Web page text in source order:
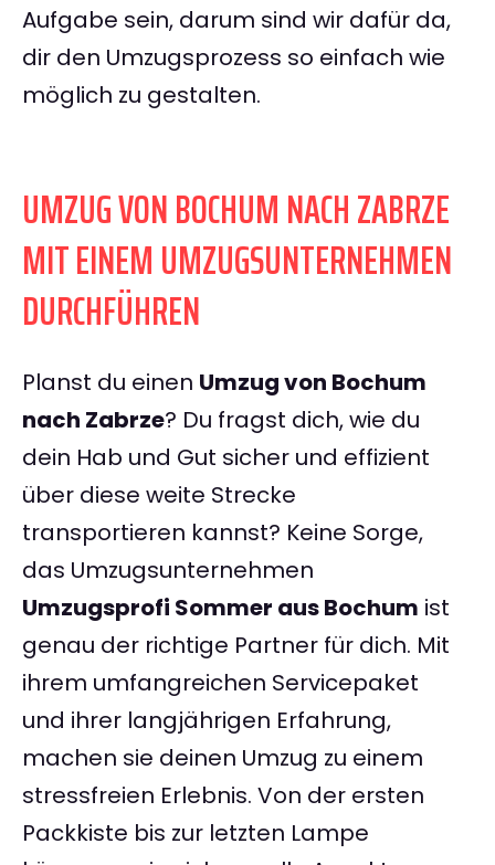
Aufgabe sein, darum sind wir dafür da,
dir den Umzugsprozess so einfach wie
möglich zu gestalten.
UMZUG VON BOCHUM NACH ZABRZE
MIT EINEM UMZUGSUNTERNEHMEN
DURCHFÜHREN
Planst du einen Umzug von Bochum
nach Zabrze? Du fragst dich, wie du
dein Hab und Gut sicher und effizient
über diese weite Strecke
transportieren kannst? Keine Sorge,
das Umzugsunternehmen
Umzugsprofi Sommer aus Bochum ist
genau der richtige Partner für dich. Mit
ihrem umfangreichen Servicepaket
und ihrer langjährigen Erfahrung,
machen sie deinen Umzug zu einem
stressfreien Erlebnis. Von der ersten
Packkiste bis zur letzten Lampe